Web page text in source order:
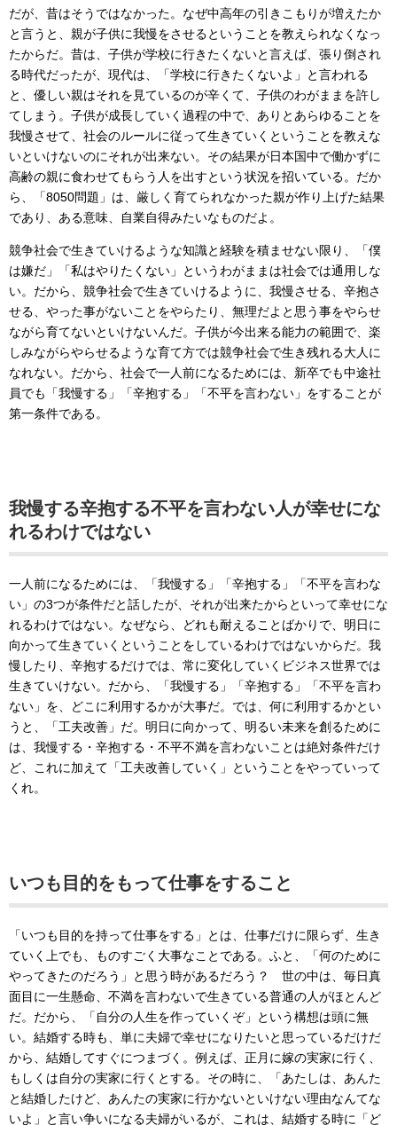
だが、昔はそうではなかった。なぜ中高年の引きこもりが増えたか
と言うと、親が子供に我慢をさせるということを教えられなくなっ
たからだ。昔は、子供が学校に行きたくないと言えば、張り倒され
る時代だったが、現代は、「学校に行きたくないよ」と言われる
と、優しい親はそれを見ているのが辛くて、子供のわがままを許し
てしまう。子供が成長していく過程の中で、ありとあらゆることを
我慢させて、社会のルールに従って生きていくということを教えな
いといけないのにそれが出来ない。その結果が日本国中で働かずに
高齢の親に食わせてもらう人を出すという状況を招いている。だか
ら、「8050問題」は、厳しく育てられなかった親が作り上げた結果
であり、ある意味、自業自得みたいなものだよ。
競争社会で生きていけるような知識と経験を積ませない限り、「僕
は嫌だ」「私はやりたくない」というわがままは社会では通用しな
い。だから、競争社会で生きていけるように、我慢させる、辛抱さ
せる、やった事がないことをやらたり、無理だよと思う事をやらせ
ながら育てないといけないんだ。子供が今出来る能力の範囲で、楽
しみながらやらせるような育て方では競争社会で生き残れる大人に
なれない。だから、社会で一人前になるためには、新卒でも中途社
員でも「我慢する」「辛抱する」「不平を言わない」をすることが
第一条件である。
我慢する辛抱する不平を言わない人が幸せにな
れるわけではない
一人前になるためには、「我慢する」「辛抱する」「不平を言わな
い」の3つが条件だと話したが、それが出来たからといって幸せにな
れるわけではない。なぜなら、どれも耐えることばかりで、明日に
向かって生きていくということをしているわけではないからだ。我
慢したり、辛抱するだけでは、常に変化していくビジネス世界では
生きていけない。だから、「我慢する」「辛抱する」「不平を言わ
ない」を、どこに利用するかが大事だ。では、何に利用するかとい
うと、「工夫改善」だ。明日に向かって、明るい未来を創るために
は、我慢する・辛抱する・不平不満を言わないことは絶対条件だけ
ど、これに加えて「工夫改善していく」ということをやっていって
くれ。
いつも目的をもって仕事をすること
「いつも目的を持って仕事をする」とは、仕事だけに限らず、生き
ていく上でも、ものすごく大事なことである。ふと、「何のために
やってきたのだろう」と思う時があるだろう？ 世の中は、毎日真
面目に一生懸命、不満を言わないで生きている普通の人がほとんど
だ。だから、「自分の人生を作っていくぞ」という構想は頭に無
い。結婚する時も、単に夫婦で幸せになりたいと思っているだけだ
から、結婚してすぐにつまづく。例えば、正月に嫁の実家に行く、
もしくは自分の実家に行くとする。その時に、「あたしは、あんた
と結婚したけど、あんたの実家に行かないといけない理由なんてな
いよ」と言い争いになる夫婦がいるが、これは、結婚する時に「ど